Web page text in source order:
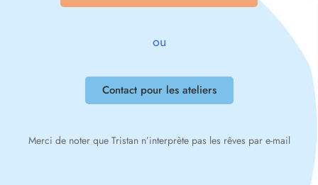
ou
Contact pour les ateliers
Merci de noter que Tristan n’interprète pas les rêves par e-mail